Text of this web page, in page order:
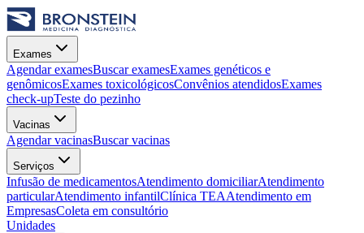
Exames
Agendar examesBuscar examesExames genéticos e
genômicosExames toxicológicosConvênios atendidosExames
check-upTeste do pezinho
Vacinas
Agendar vacinasBuscar vacinas
Serviços
Infusão de medicamentosAtendimento domiciliarAtendimento
particularAtendimento infantilClínica TEAAtendimento em
EmpresasColeta em consultório
Unidades